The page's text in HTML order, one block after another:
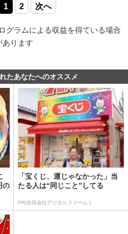
1 2 次へ
グラムによる収益を得ている場合
あります
たあなたへのオススメ
の
「宝くじ、運じゃなかった」当
たる人は“同じこと”してる
PR(合同会社デジタルファーム )